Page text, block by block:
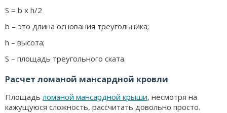
S = b x h/2
b – это длина основания треугольника;
h – высота;
S – площадь треугольного ската.
Расчет ломаной мансардной кровли
Площадьломаной мансардной крыши, несмотря на
кажущуюся сложность, рассчитать довольно просто.